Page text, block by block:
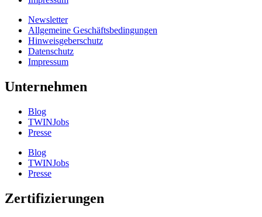
Newsletter
Allgemeine Geschäftsbedingungen
Hinweisgeberschutz
Datenschutz
Impressum
Unternehmen
Blog
TWINJobs
Presse
Blog
TWINJobs
Presse
Zertifizierungen